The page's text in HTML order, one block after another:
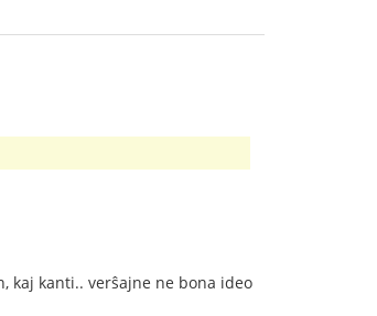
kaj kanti.. verŝajne ne bona ideo